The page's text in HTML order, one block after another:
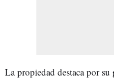
La propiedad destaca por su